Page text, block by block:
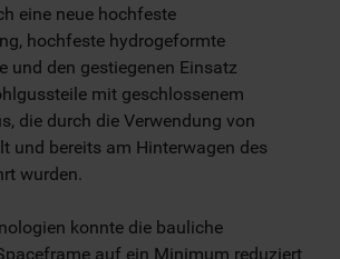
eine neue hochfeste
hochfeste hydrogeformte
und den gestiegenen Einsatz
mit geschlossenem
die durch die Verwendung von
und bereits am Hinterwagen des
wurden.
konnte die bauliche
auf ein Minimum reduziert